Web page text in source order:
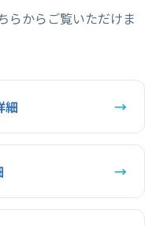
らからご覧いただけま
細 →
→